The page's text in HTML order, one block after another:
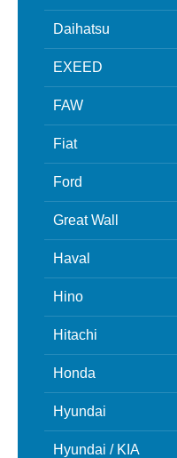
Daihatsu
EXEED
FAW
Fiat
Ford
Great Wall
Haval
Hino
Hitachi
Honda
Hyundai
Hyundai / KIA